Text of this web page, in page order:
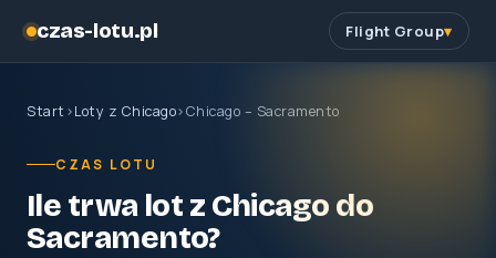
czas-lotu.pl Flight Group
Start ›Loty z Chicago›Chicago – Sacramento
CZAS LOTU
Ile trwa lot z Chicago do
Sacramento?